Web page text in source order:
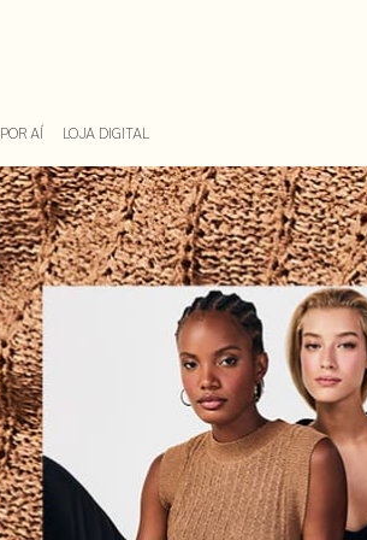
POR AÍ LOJA DIGITAL